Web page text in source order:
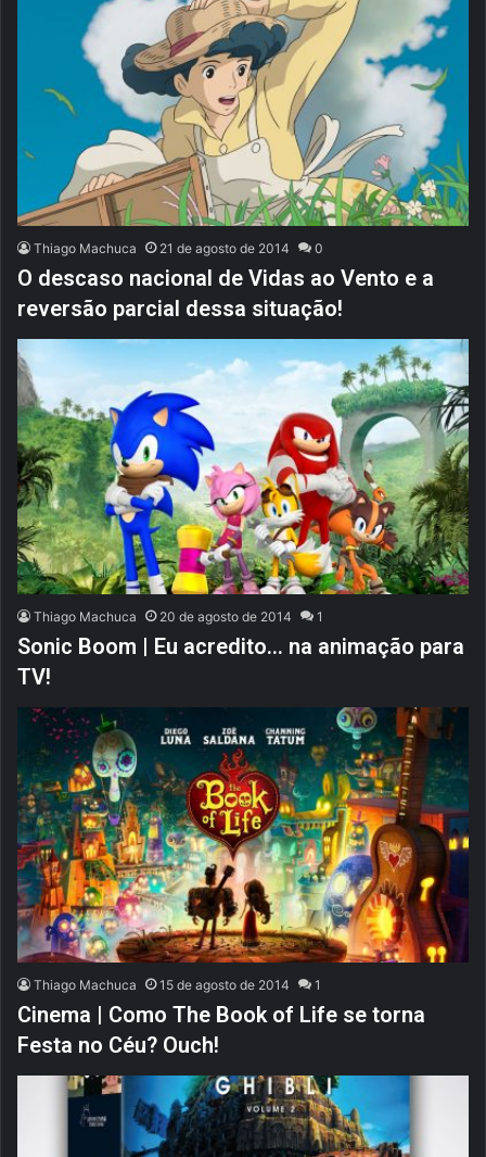
Thiago Machuca 21 de agosto de 2014 0
O descaso nacional de Vidas ao Vento e a
reversão parcial dessa situação!
Thiago Machuca 20 de agosto de 2014 1
Sonic Boom | Eu acredito… na animação para
TV!
Thiago Machuca 15 de agosto de 2014 1
Cinema | Como The Book of Life se torna
Festa no Céu? Ouch!